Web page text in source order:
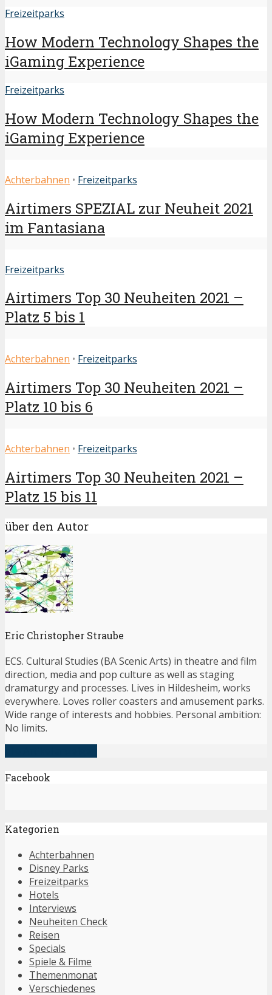
Freizeitparks
How Modern Technology Shapes the
iGaming Experience
Freizeitparks
How Modern Technology Shapes the
iGaming Experience
Achterbahnen • Freizeitparks
Airtimers SPEZIAL zur Neuheit 2021
im Fantasiana
Freizeitparks
Airtimers Top 30 Neuheiten 2021 –
Platz 5 bis 1
Achterbahnen • Freizeitparks
Airtimers Top 30 Neuheiten 2021 –
Platz 10 bis 6
Achterbahnen • Freizeitparks
Airtimers Top 30 Neuheiten 2021 –
Platz 15 bis 11
über den Autor
Eric Christopher Straube
ECS. Cultural Studies (BA Scenic Arts) in theatre and film
direction, media and pop culture as well as staging
dramaturgy and processes. Lives in Hildesheim, works
everywhere. Loves roller coasters and amusement parks.
Wide range of interests and hobbies. Personal ambition:
No limits.
Facebook
Kategorien
Achterbahnen
Disney Parks
Freizeitparks
Hotels
Interviews
Neuheiten Check
Reisen
Specials
Spiele & Filme
Themenmonat
Verschiedenes